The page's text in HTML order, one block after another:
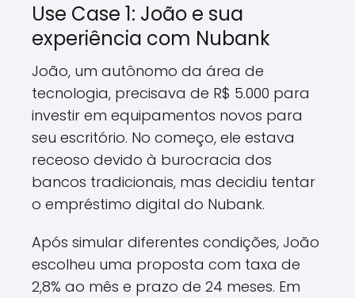
Use Case 1: João e sua
experiência com Nubank
João, um autônomo da área de
tecnologia, precisava de R$ 5.000 para
investir em equipamentos novos para
seu escritório. No começo, ele estava
receoso devido à burocracia dos
bancos tradicionais, mas decidiu tentar
o empréstimo digital do Nubank.
Após simular diferentes condições, João
escolheu uma proposta com taxa de
2,8% ao mês e prazo de 24 meses. Em